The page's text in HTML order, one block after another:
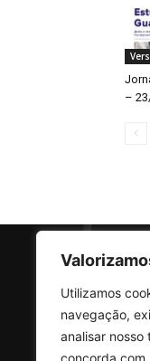
Utilizamos
navegação,
analisar nosso
concorda com
–